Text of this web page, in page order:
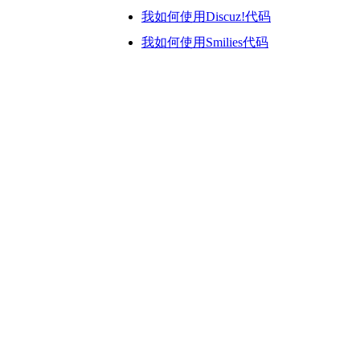
我如何使用Discuz!代码
我如何使用Smilies代码